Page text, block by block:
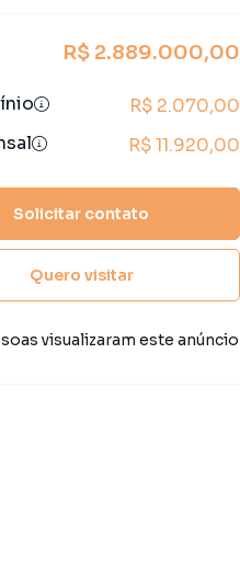
R$ 2.889.000,00
R$ 2.070,00
R$ 11.920,00
Solicitar contato
Quero visitar
visualizaram este anúncio